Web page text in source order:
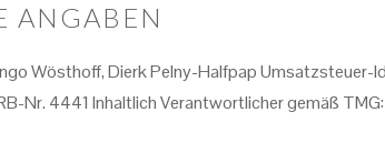
ANGABEN
Wösthoff, Dierk Pelny-Halfpap
Nr. 4441 Inhaltlich Verantwortlicher gemäß